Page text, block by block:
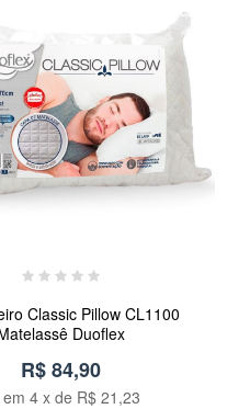
Classic Pillow CL1100
Duoflex
R$ 84,90
4 x de R$ 21,23